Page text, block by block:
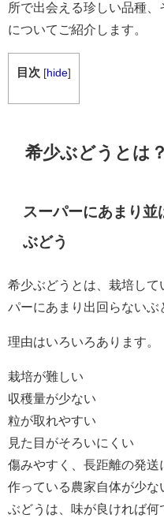
所で出会える珍しい品種
についてご紹介します。
目次 [hide]
希少ぶどうとは？
スーパーにあまり
ぶどう
希少ぶどうとは、栽培し
パーにあまり出回らないぶ
理由はいろいろあります。
栽培が難しい
収穫量が少ない
粒が取れやすい
見た目がそろいにくい
傷みやすく、長距離の発送
作っている農家自体が少な
ぶどうは、味が良ければ